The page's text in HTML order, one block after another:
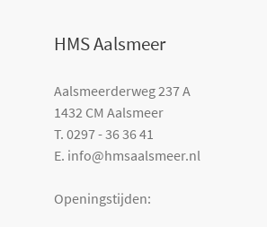
HMS Aalsmeer
Aalsmeerderweg 237 A
1432 CM Aalsmeer
T. 0297 - 36 36 41
E. info@hmsaalsmeer.nl
Openingstijden: